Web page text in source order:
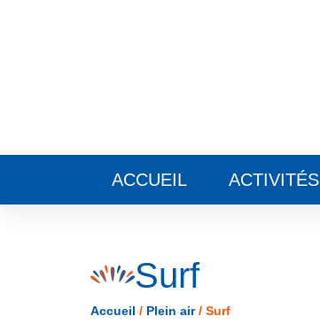
ACCUEIL ACTIVITÉS
Surf
Accueil / Plein air/ Surf